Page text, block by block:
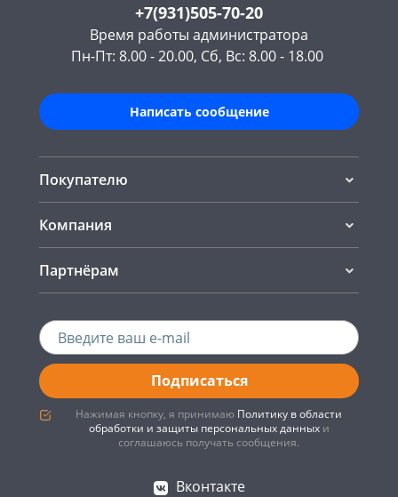
+7(931)505-70-20
Время работы администратора
Пн-Пт: 8.00 - 20.00, Сб, Вс: 8.00 - 18.00
Написать сообщение
Покупателю
Компания
Партнёрам
Подписаться
Нажимая кнопку, я принимаю Политику в области
обработки и защиты персональных данныхи
соглашаюсь получать сообщения.
Вконтакте